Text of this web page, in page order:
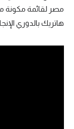
هاتريك بالدوري